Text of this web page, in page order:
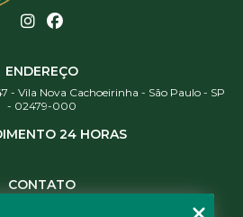
ENDEREÇO
- Vila Nova Cachoeirinha - São Paulo - SP
- 02479-000
24 HORAS
CONTATO